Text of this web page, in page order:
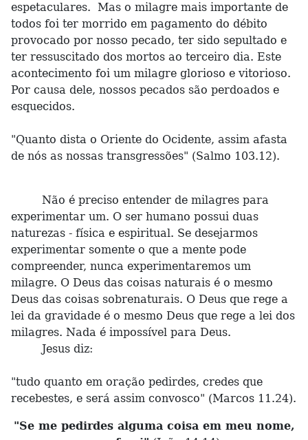
espetaculares. Mas o milagre mais importante de
todos foi ter morrido em pagamento do débito
provocado por nosso pecado, ter sido sepultado e
ter ressuscitado dos mortos ao terceiro dia. Este
acontecimento foi um milagre glorioso e vitorioso.
Por causa dele, nossos pecados são perdoados e
esquecidos.
"Quanto dista o Oriente do Ocidente, assim afasta
de nós as nossas transgressões" (Salmo 103.12).
Não é preciso entender de milagres para
experimentar um. O ser humano possui duas
naturezas - física e espiritual. Se desejarmos
experimentar somente o que a mente pode
compreender, nunca experimentaremos um
milagre. O Deus das coisas naturais é o mesmo
Deus das coisas sobrenaturais. O Deus que rege a
lei da gravidade é o mesmo Deus que rege a lei dos
milagres. Nada é impossível para Deus.
Jesus diz:
"tudo quanto em oração pedirdes, credes que
recebestes, e será assim convosco" (Marcos 11.24).
"Se me pedirdes alguma coisa em meu nome,